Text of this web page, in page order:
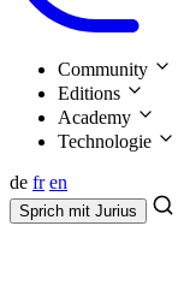
Community
Editions
Academy
Technologie
de fr en
Sprich mit Jurius